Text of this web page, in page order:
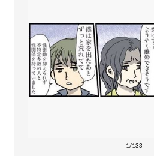
1/133